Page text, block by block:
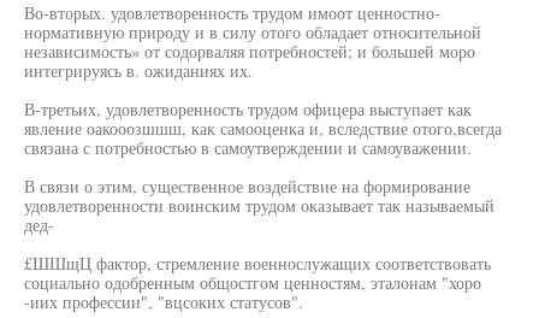
Во-вторых. удовлетворенность трудом имоот ценностно-
нормативную природу и в силу отого обладает относительной
независимость» от содорваляя потребностей; и большей моро
интегрируясь в. ожиданиях их.
В-третьих, удовлетворенность трудом офицера выступает как
явление оакооозшшш, как самооценка и, вследствие отого,всегда
связана с потребностью в самоутверждении и самоуважении.
В связи о этим, существенное воздействие на формирование
удовлетворенности воинским трудом оказывает так называемый
дед-
£ШШщЦ фактор, стремление военнослужащих соответствовать
социально одобренным общостгом ценностям, эталонам "хоро
-иих профессии", "вцсоких статусов".